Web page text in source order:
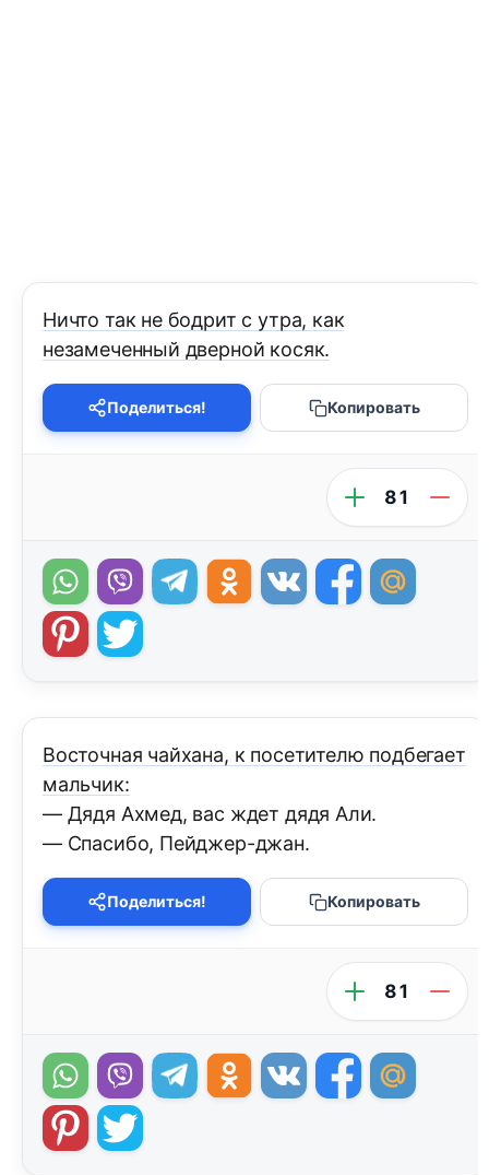
Ничто так не бодрит с утра, как
незамеченный дверной косяк.
Поделиться! Копировать
81
Восточная чайхана, к посетителю подбегает
мальчик:
— Дядя Ахмед, вас ждет дядя Али.
— Спасибо, Пейджер-джан.
Поделиться! Копировать
81